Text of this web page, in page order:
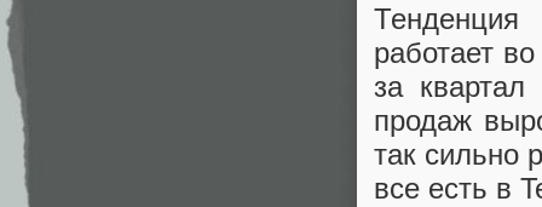
Тенденция
работает
за
продаж
так сильно
все есть в